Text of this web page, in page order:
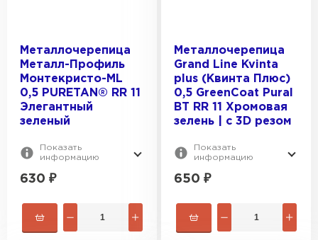
Металлочерепица
Металл-Профиль
Монтекристо-ML
0,5 PURETAN® RR 11
Элегантный
зеленый
Показать
информацию
630 ₽
Металлочерепица
Grand Line Kvinta
plus (Квинта Плюс)
0,5 GreenСoat Pural
BT RR 11 Хромовая
зелень | c 3D резом
Показать
информацию
650 ₽